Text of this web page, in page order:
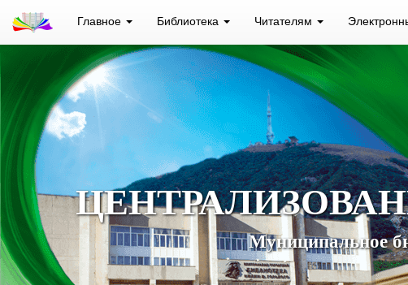
Главное Библиотека Читателям
Муниципальное